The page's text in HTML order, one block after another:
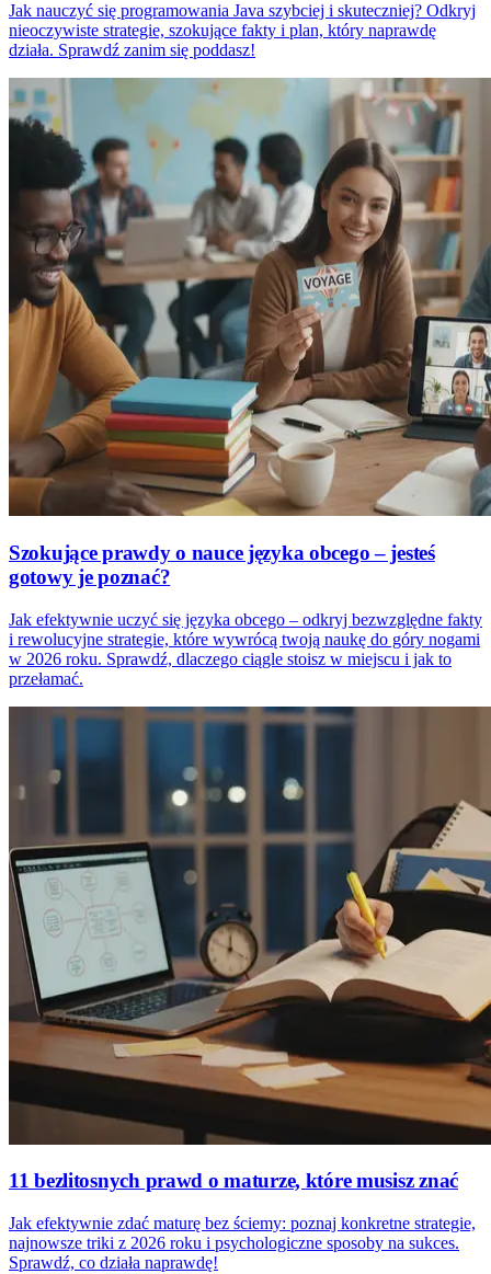
Jak nauczyć się programowania Java szybciej i skuteczniej? Odkryj
nieoczywiste strategie, szokujące fakty i plan, który naprawdę
działa. Sprawdź zanim się poddasz!
Szokujące prawdy o nauce języka obcego – jesteś
gotowy je poznać?
Jak efektywnie uczyć się języka obcego – odkryj bezwzględne fakty
i rewolucyjne strategie, które wywrócą twoją naukę do góry nogami
w 2026 roku. Sprawdź, dlaczego ciągle stoisz w miejscu i jak to
przełamać.
11 bezlitosnych prawd o maturze, które musisz znać
Jak efektywnie zdać maturę bez ściemy: poznaj konkretne strategie,
najnowsze triki z 2026 roku i psychologiczne sposoby na sukces.
Sprawdź, co działa naprawdę!